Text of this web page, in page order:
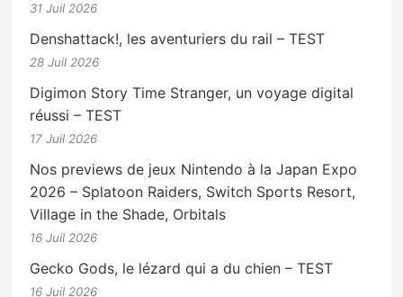
31 Juil 2026
Denshattack!, les aventuriers du rail – TEST
28 Juil 2026
Digimon Story Time Stranger, un voyage digital
réussi – TEST
17 Juil 2026
Nos previews de jeux Nintendo à la Japan Expo
2026 – Splatoon Raiders, Switch Sports Resort,
Village in the Shade, Orbitals
16 Juil 2026
Gecko Gods, le lézard qui a du chien – TEST
16 Juil 2026